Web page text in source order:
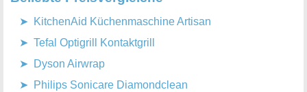
KitchenAid Küchenmaschine Artisan
Tefal Optigrill Kontaktgrill
Dyson Airwrap
Philips Sonicare Diamondclean